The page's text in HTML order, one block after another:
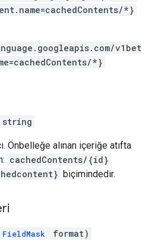
/*}
v1bet
*}
string
Önbelleğe alınan içeriğe atıfta
cachedContents/{id}
biçimindedir.
FieldMask format)